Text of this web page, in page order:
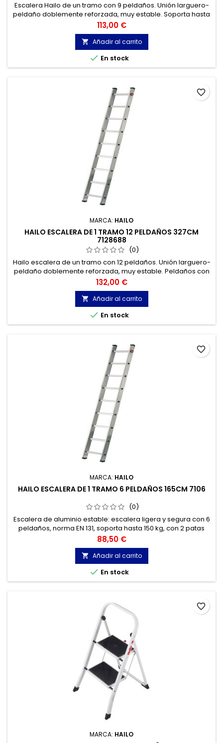
Escalera Hailo de un tramo con 9 peldaños. Unión larguero-
peldaño doblemente reforzada, muy estable. Soporta hasta
150 kg de carga.
Precio
113,00 €
 Añadir al carrito
 En stock
MARCA: HAILO
HAILO ESCALERA DE 1 TRAMO 12 PELDAÑOS 327CM
7128688
(0)
Hailo escalera de un tramo con 12 peldaños. Unión larguero-
peldaño doblemente reforzada, muy estable. Peldaños con
perfil longitudinal y transversal. Pies de sujeción apoyados
en gran superficie.
Precio
132,00 €
 Añadir al carrito
 En stock
favorite_border
MARCA: HAILO
HAILO ESCALERA DE 1 TRAMO 6 PELDAÑOS 165CM 7106
(0)
Escalera de aluminio estable: escalera ligera y segura con 6
peldaños, norma EN 131, soporta hasta 150 kg, con 2 patas
estables y grandes superficies, adecuada para casa y
jardín.
Precio
88,50 €
 Añadir al carrito
 En stock
favorite_border
MARCA: HAILO
favorite_border